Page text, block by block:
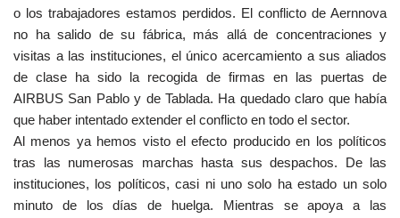
o los trabajadores estamos perdidos. El conflicto de Aernnova
no ha salido de su fábrica, más allá de concentraciones y
visitas a las instituciones, el único acercamiento a sus aliados
de clase ha sido la recogida de firmas en las puertas de
AIRBUS San Pablo y de Tablada. Ha quedado claro que había
que haber intentado extender el conflicto en todo el sector.
Al menos ya hemos visto el efecto producido en los políticos
tras las numerosas marchas hasta sus despachos. De las
instituciones, los políticos, casi ni uno solo ha estado un solo
minuto de los días de huelga. Mientras se apoya a las